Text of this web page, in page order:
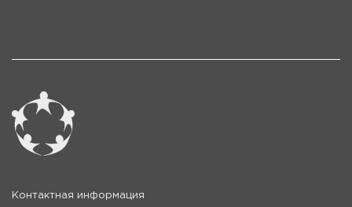
Контактная информация